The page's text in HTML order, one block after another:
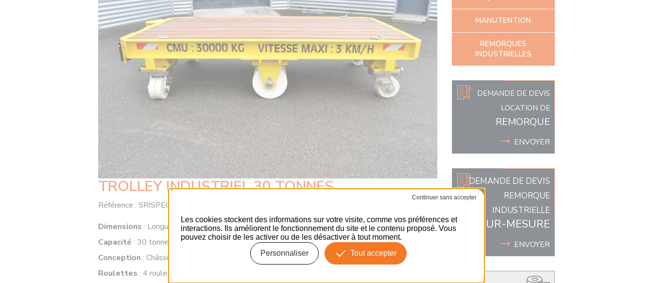
MANUTENTION
REMORQUES
INDUSTRIELLES
TROLLEY INDUSTRIEL 30 TONNES
Référence : 5RISPE0058
Dimensions : Longueur de 4,50 mètres, largeur de 2,50 mètres
Capacité : 30 tonnes
Conception : Châssis acier avec plancher en bois exotique
Roulettes : 4 roulettes dont 2 pivotantes
DEMANDE DE DEVIS
LOCATION DE
REMORQUE
ENVOYER
DEMANDE DE DEVIS
REMORQUE
INDUSTRIELLE
SUR-MESURE
ENVOYER
Les cookies stockent des informations sur votre visite, comme vos préférences et
interactions. Ils améliorent le fonctionnement du site et le contenu proposé. Vous
pouvez choisir de les activer ou de les désactiver à tout moment.
Tout accepter
Personnaliser